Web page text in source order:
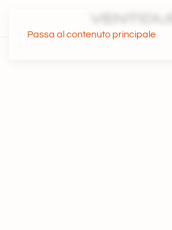
Passa al contenuto principale